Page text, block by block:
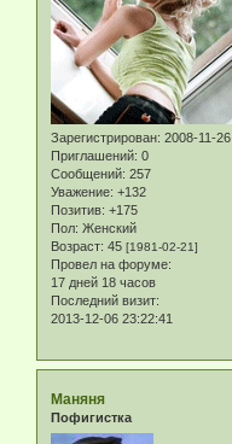
Зарегистрирован: 2008-11-26
Приглашений: 0
Сообщений: 257
Уважение: +132
Позитив: +175
Пол: Женский
Возраст: 45 [1981-02-21]
Провел на форуме:
17 дней 18 часов
Последний визит:
2013-12-06 23:22:41
Маняня
Пофигистка